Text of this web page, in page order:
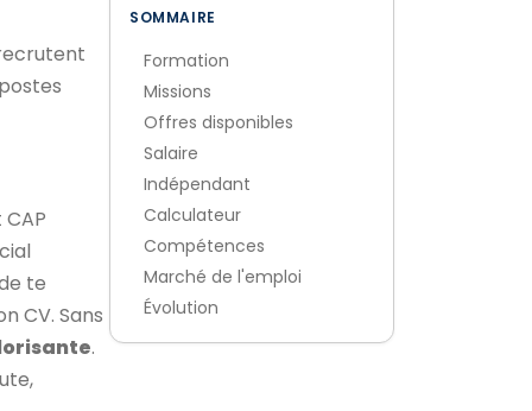
te
CV. Sans
.
SOMMAIRE
Formation
Missions
Offres disponibles
Salaire
Indépendant
Calculateur
Compétences
Marché de l'emploi
Évolution